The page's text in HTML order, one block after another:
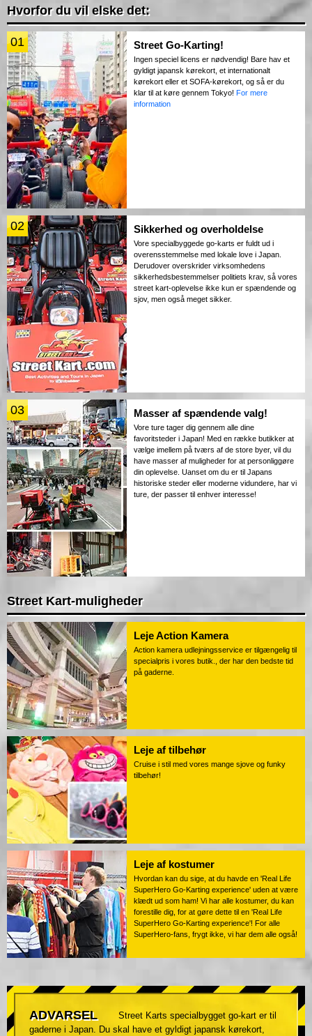
Hvorfor du vil elske det:
01 Street Go-Karting!
Ingen speciel licens er nødvendig! Bare hav et
gyldigt japansk kørekort, et internationalt
kørekort eller et SOFA-kørekort, og så er du
klar til at køre gennem Tokyo! For mere
information
02 Sikkerhed og overholdelse
Vore specialbyggede go-karts er fuldt ud i
overensstemmelse med lokale love i Japan.
Derudover overskrider virksomhedens
sikkerhedsbestemmelser politiets krav, så vores
street kart-oplevelse ikke kun er spændende og
sjov, men også meget sikker.
03 Masser af spændende valg!
Vore ture tager dig gennem alle dine
favoritsteder i Japan! Med en række butikker at
vælge imellem på tværs af de store byer, vil du
have masser af muligheder for at personliggøre
din oplevelse. Uanset om du er til Japans
historiske steder eller moderne vidundere, har vi
ture, der passer til enhver interesse!
Street Kart-muligheder
Leje Action Kamera
Action kamera udlejningsservice er tilgængelig til
specialpris i vores butik., der har den bedste tid
på gaderne.
Leje af tilbehør
Cruise i stil med vores mange sjove og funky
tilbehør!
Leje af kostumer
Hvordan kan du sige, at du havde en 'Real Life
SuperHero Go-Karting experience' uden at være
klædt ud som ham! Vi har alle kostumer, du kan
forestille dig, for at gøre dette til en 'Real Life
SuperHero Go-Karting experience'! For alle
SuperHero-fans, frygt ikke, vi har dem alle også!
ADVARSEL
Street Karts specialbygget go-kart er til
gaderne i Japan. Du skal have et gyldigt japansk kørekort,